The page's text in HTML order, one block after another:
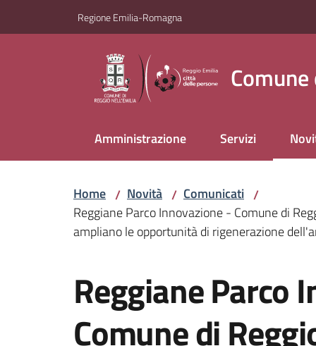
Regione Emilia-Romagna
Amministrazione Servizi
Home / Novità / Comunicati /
Reggiane Parco Innovazione - Comune di
ampliano le opportunità di rigenerazione
Reggiane Parco
Comune di